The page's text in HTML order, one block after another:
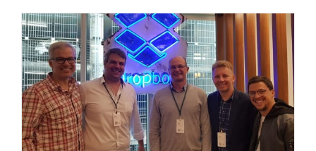
View
Larger
Image